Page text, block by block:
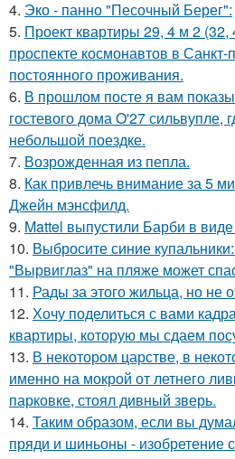
4. Эко - панно "Песочный Берег":
5. Проект квартиры 29, 4 м 2
проспекте космонавтов в Санкт-
постоянного проживания.
6. В прошлом посте я вам
гостевого дома O'27 сильвупле,
небольшой поездке.
7. Возрожденная из пепла.
8. Как привлечь внимание за 5
Джейн мэнсфилд.
9. Mattel выпустили Барби в
10. Выбросите синие
"Вырвиглаз" на пляже может
11. Рады за этого жильца, но не
12. Хочу поделиться с вами
квартиры, которую мы сдаем
13. В некотором царстве, в
именно на мокрой от летнего
парковке, стоял дивный зверь.
14. Таким образом, если вы
пряди и шиньоны - изобретение